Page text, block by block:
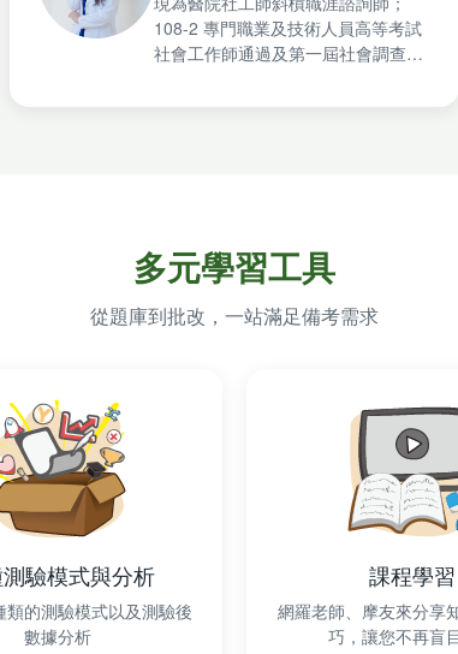
108-2 專門職業及技術人員高等考試
社會工作師通過及第一屆社會調查師
「小太陽社工師」自媒體品牌創辦
多元學習工具
從題庫到批改，一站滿足備考需求
驗模式與分析
類的測驗模式以及測驗後
數據分析
課程學習
網羅老師、摩友來分享
巧，讓您不再盲